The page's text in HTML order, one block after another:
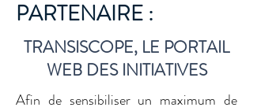
PARTENAIRE :
TRANSISCOPE, LE PORTAIL
WEB DES INITIATIVES
Afin de sensibiliser un maximum de